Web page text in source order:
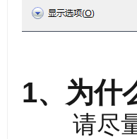
1、为什
请尽量